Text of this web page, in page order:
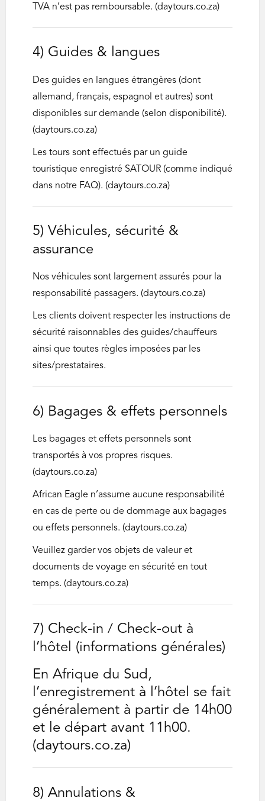
TVA n’est pas remboursable. (daytours.co.za)
4) Guides & langues
Des guides en langues étrangères (dont
allemand, français, espagnol et autres) sont
disponibles sur demande (selon disponibilité).
(daytours.co.za)
Les tours sont effectués par un guide
touristique enregistré SATOUR (comme indiqué
dans notre FAQ). (daytours.co.za)
5) Véhicules, sécurité &
assurance
Nos véhicules sont largement assurés pour la
responsabilité passagers. (daytours.co.za)
Les clients doivent respecter les instructions de
sécurité raisonnables des guides/chauffeurs
ainsi que toutes règles imposées par les
sites/prestataires.
6) Bagages & effets personnels
Les bagages et effets personnels sont
transportés à vos propres risques.
(daytours.co.za)
African Eagle n’assume aucune responsabilité
en cas de perte ou de dommage aux bagages
ou effets personnels. (daytours.co.za)
Veuillez garder vos objets de valeur et
documents de voyage en sécurité en tout
temps. (daytours.co.za)
7) Check-in / Check-out à
l’hôtel (informations générales)
En Afrique du Sud,
l’enregistrement à l’hôtel se fait
généralement à partir de 14h00
et le départ avant 11h00.
(daytours.co.za)
8) Annulations &